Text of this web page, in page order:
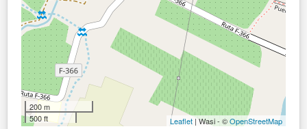
200 m
500 ft
Leaflet | Wasi - ©OpenStreetMap